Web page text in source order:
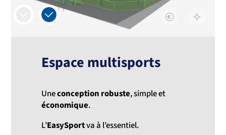
2
Espace multisports
Uneconception robuste, simple et
économique.
L’EasySportva à l’essentiel.